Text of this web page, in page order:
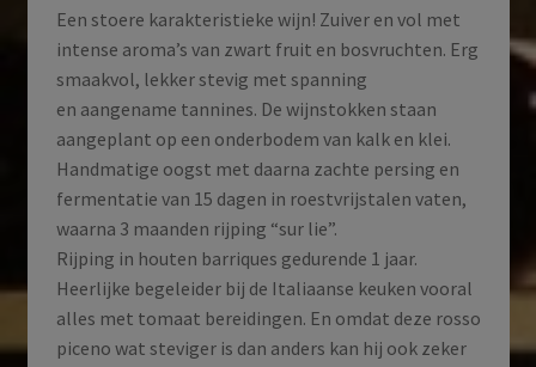
Een stoere karakteristieke wijn! Zuiver en vol met
intense aroma’s van zwart fruit en bosvruchten. Erg
smaakvol, lekker stevig met spanning
en aangename tannines. De wijnstokken staan
aangeplant op een onderbodem van kalk en klei.
Handmatige oogst met daarna zachte persing en
fermentatie van 15 dagen in roestvrijstalen vaten,
waarna 3 maanden rijping “sur lie”.
Rijping in houten barriques gedurende 1 jaar.
Heerlijke begeleider bij de Italiaanse keuken vooral
alles met tomaat bereidingen. En omdat deze rosso
piceno wat steviger is dan anders kan hij ook zeker